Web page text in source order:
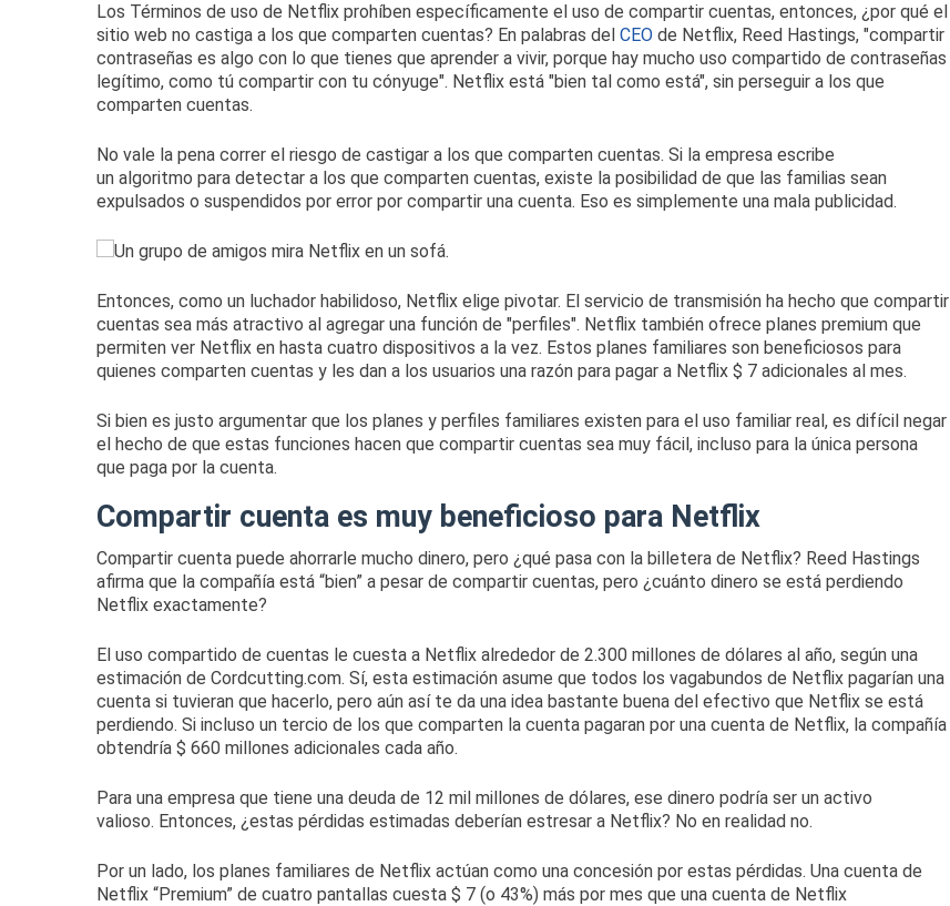
Los Términos de uso de Netflix prohíben específicamente el uso de compartir cuentas, entonces, ¿por qué el
sitio web no castiga a los que comparten cuentas? En palabras del CEO de Netflix, Reed Hastings, "compartir
contraseñas es algo con lo que tienes que aprender a vivir, porque hay mucho uso compartido de contraseñas
legítimo, como tú compartir con tu cónyuge". Netflix está "bien tal como está", sin perseguir a los que
comparten cuentas.
No vale la pena correr el riesgo de castigar a los que comparten cuentas. Si la empresa escribe
un algoritmo para detectar a los que comparten cuentas, existe la posibilidad de que las familias sean
expulsados ​​o suspendidos por error por compartir una cuenta. Eso es simplemente una mala publicidad.
Entonces, como un luchador habilidoso, Netflix elige pivotar. El servicio de transmisión ha hecho que compartir
cuentas sea más atractivo al agregar una función de "perfiles". Netflix también ofrece planes premium que
permiten ver Netflix en hasta cuatro dispositivos a la vez. Estos planes familiares son beneficiosos para
quienes comparten cuentas y les dan a los usuarios una razón para pagar a Netflix $ 7 adicionales al mes.
Si bien es justo argumentar que los planes y perfiles familiares existen para el uso familiar real, es difícil negar
el hecho de que estas funciones hacen que compartir cuentas sea muy fácil, incluso para la única persona
que paga por la cuenta.
Compartir cuenta es muy beneficioso para Netflix
Compartir cuenta puede ahorrarle mucho dinero, pero ¿qué pasa con la billetera de Netflix? Reed Hastings
afirma que la compañía está “bien” a pesar de compartir cuentas, pero ¿cuánto dinero se está perdiendo
Netflix exactamente?
El uso compartido de cuentas le cuesta a Netflix alrededor de 2.300 millones de dólares al año, según una
estimación de Cordcutting.com. Sí, esta estimación asume que todos los vagabundos de Netflix pagarían una
cuenta si tuvieran que hacerlo, pero aún así te da una idea bastante buena del efectivo que Netflix se está
perdiendo. Si incluso un tercio de los que comparten la cuenta pagaran por una cuenta de Netflix, la compañía
obtendría $ 660 millones adicionales cada año.
Para una empresa que tiene una deuda de 12 mil millones de dólares, ese dinero podría ser un activo
valioso. Entonces, ¿estas pérdidas estimadas deberían estresar a Netflix? No en realidad no.
Por un lado, los planes familiares de Netflix actúan como una concesión por estas pérdidas. Una cuenta de
Netflix “Premium” de cuatro pantallas cuesta $ 7 (o 43%) más por mes que una cuenta de Netflix